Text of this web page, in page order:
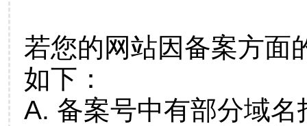
若您的网站因备案方面
如下：
A. 备案号中有部分域